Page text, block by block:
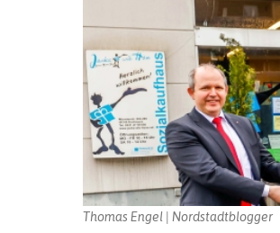
Thomas Engel | Nordstadtblogger